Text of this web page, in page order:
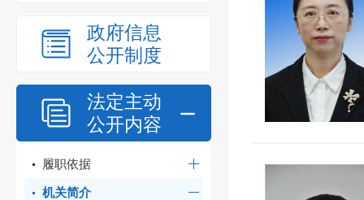
政府信息
公开制度
法定主动
公开内容
履职依据
机关简介